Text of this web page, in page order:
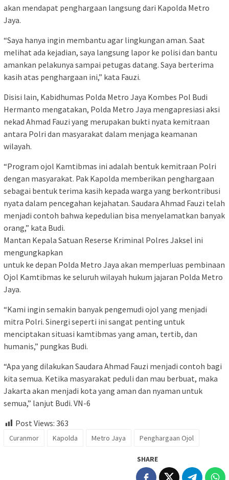
akan mendapat penghargaan langsung dari Kapolda Metro
Jaya.
“Saya hanya ingin membantu agar lingkungan aman. Saat
melihat ada kejadian, saya langsung lapor ke polisi dan bantu
amankan pelakunya sampai petugas datang. Saya berterima
kasih atas penghargaan ini,” kata Fauzi.
Disisi lain, Kabidhumas Polda Metro Jaya Kombes Pol Budi
Hermanto mengatakan, Polda Metro Jaya mengapresiasi aksi
nekad Ahmad Fauzi yang merupakan bukti nyata kemitraan
antara Polri dan masyarakat dalam menjaga keamanan
wilayah.
“Program ojol Kamtibmas ini adalah bentuk kemitraan Polri
dengan masyarakat. Pak Kapolda memberikan penghargaan
sebagai bentuk terima kasih kepada warga yang berkontribusi
nyata dalam pencegahan kejahatan. Saudara Ahmad Fauzi telah
menjadi contoh bahwa kepedulian bisa menyelamatkan banyak
orang,” kata Budi.
Mantan Kepala Satuan Reserse Kriminal Polres Jaksel ini
mengungkapkan
untuk ke depan Polda Metro Jaya akan memperluas pembinaan
Ojol Kamtibmas ke seluruh wilayah hukum jajaran Polda Metro
Jaya.
“Kami ingin semakin banyak pengemudi ojol yang menjadi
mitra Polri. Sinergi seperti ini sangat penting untuk
menciptakan situasi kamtibmas yang aman, tertib, dan
humanis,” pungkas Budi.
“Apa yang dilakukan Saudara Ahmad Fauzi menjadi contoh bagi
kita semua. Ketika masyarakat peduli dan mau berbuat, maka
Jakarta akan menjadi kota yang aman dan nyaman untuk
semua,” lanjut Budi. VN-6
Post Views: 363
Curanmor Kapolda Metro Jaya Penghargaan Ojol
SHARE